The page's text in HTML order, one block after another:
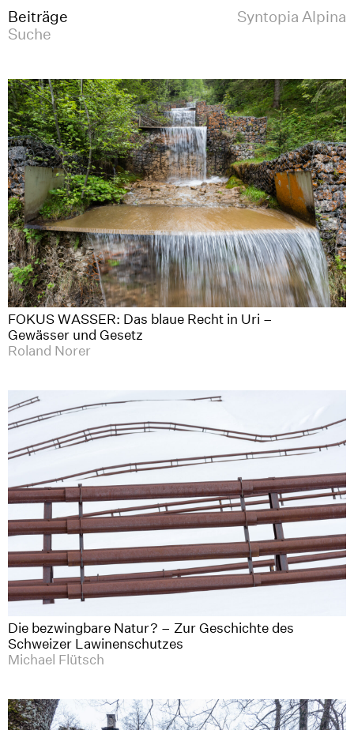
Beiträge
Suche
Syntopia Alpina
FOKUS WASSER: Das blaue Recht in Uri –
Gewässer und Gesetz
Roland Norer
Die bezwingbare Natur? – Zur Geschichte des
Schweizer Lawinenschutzes
Michael Flütsch